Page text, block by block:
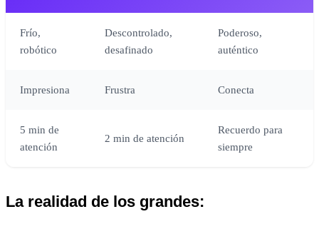
Frío,
robótico
Descontrolado,
desafinado
Poderoso,
auténtico
Impresiona Frustra Conecta
5 min de
atención
2 min de atención
Recuerdo para
siempre
La realidad de los grandes: